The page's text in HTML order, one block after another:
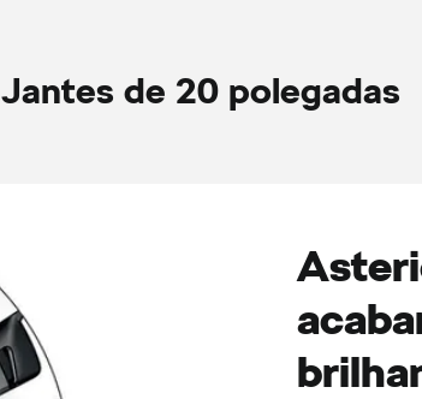
Jantes de 20 polegadas